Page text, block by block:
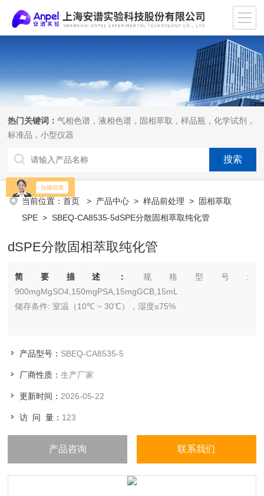
热门关键词：气相色谱，液相色谱，固相萃取，样品瓶，化学试剂，
标准品，小型仪器
当前位置：首页 > 产品中心 >样品前处理 > 固相萃取
SPE > SBEQ-CA8535-5dSPE分散固相萃取纯化管
dSPE分散固相萃取纯化管
简要描述：规格型号:
900mgMgSO4,150mgPSA,15mgGCB,15mL
储存条件: 室温（10℃ ~ 30℃），湿度≤75%
产品型号： SBEQ-CA8535-5
厂商性质：生产厂家
更新时间： 2026-05-22
访 问 量： 123
产品咨询 联系我们